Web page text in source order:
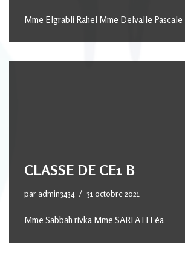
Mme Elgrabli Rahel Mme Delvalle Pascale
CLASSE DE CE1 B
par admin3434 31 octobre 2021
Mme Sabbah rivka Mme SARFATI Léa